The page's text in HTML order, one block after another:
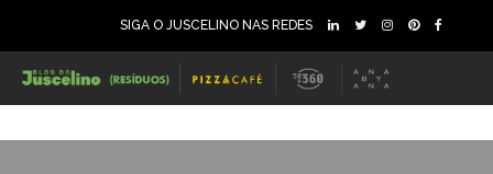
SIGA O JUSCELINO NAS REDES